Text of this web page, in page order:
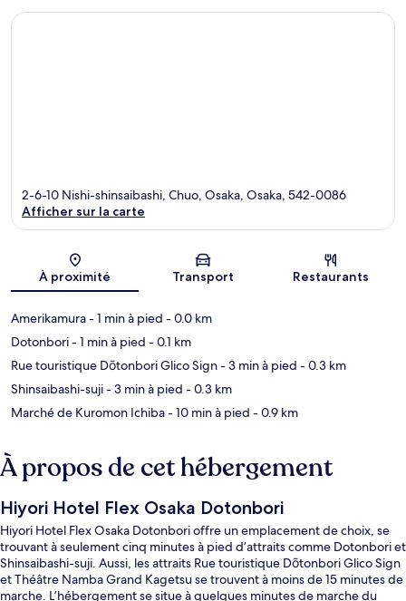
Carte
2-6-10 Nishi-shinsaibashi, Chuo, Osaka, Osaka, 542-0086
Afficher sur la carte
À proximité Transport Restaurants
Amerikamura- 1 min à pied - 0.0 km
Dotonbori- 1 min à pied - 0.1 km
Rue touristique Dōtonbori Glico Sign- 3 min à pied - 0.3 km
Shinsaibashi-suji- 3 min à pied - 0.3 km
Marché de Kuromon Ichiba- 10 min à pied - 0.9 km
À propos de cet hébergement
Hiyori Hotel Flex Osaka Dotonbori
Hiyori Hotel Flex Osaka Dotonbori offre un emplacement de choix, se
trouvant à seulement cinq minutes à pied d’attraits comme Dotonbori et
Shinsaibashi-suji. Aussi, les attraits Rue touristique Dōtonbori Glico Sign
et Théâtre Namba Grand Kagetsu se trouvent à moins de 15 minutes de
marche. L’hébergement se situe à quelques minutes de marche du